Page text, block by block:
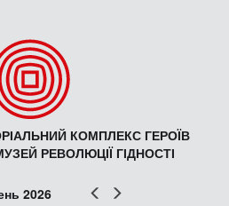
КОМПЛЕКС ГЕРОЇВ
РЕВОЛЮЦІЇ ГІДНОСТІ
Попер
2026